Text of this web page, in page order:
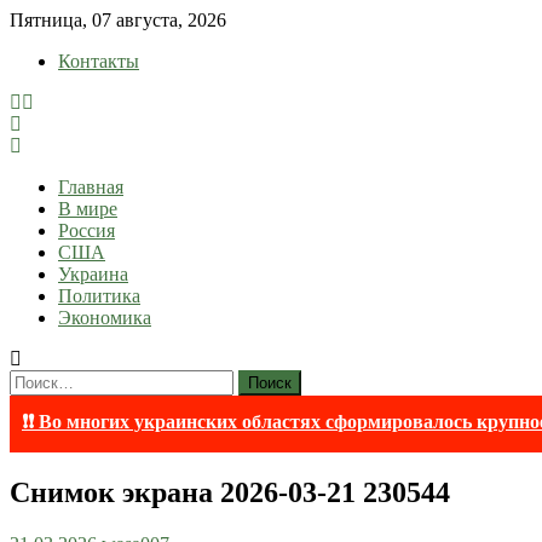
Skip
content
Пятница, 07 августа, 2026
Контакты
lentaruss
lentaruss — Новости
Главная
В мире
Россия
США
Украина
Политика
Экономика
Найти:
❗❗ Во многих украинских областях сформировалось
Снимок экрана 2026-03-21 230544